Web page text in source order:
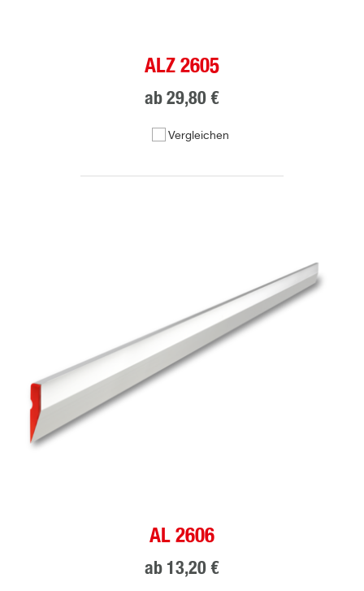
ALZ 2605
ab 29,80 €
Vergleichen
AL 2606
ab 13,20 €